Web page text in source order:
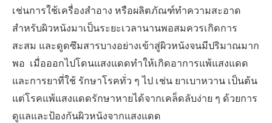
เช่นการใช้เครื่องสำอาง หรือผลิตภัณฑ์ทำความสะอาด
สำหรับผิวหนังมาเป็นระยะเวลานานพอสมควรเกิดการ
สะสม และดูดซึมสารบางอย่างเข้าสู่ผิวหนังจนมีปริมาณมาก
พอ เมื่อออกไปโดนแสงแดดทำให้เกิดอาการแพ้แสงแดด
และการยาที่ใช้ รักษาโรคทั่ว ๆ ไป เช่น ยาเบาหวาน เป็นต้น
แต่โรคแพ้แสงแดดรักษาหายได้จากเคล็ดลับง่าย ๆ ด้วยการ
ดูแลและป้องกันผิวหนังจากแสงแดด